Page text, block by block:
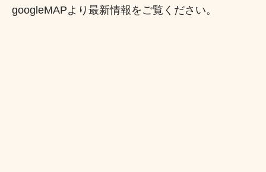
googleMAPより最新情報をご覧ください。